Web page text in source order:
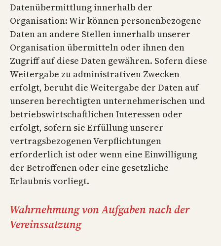
Datenübermittlung innerhalb der
Organisation: Wir können personenbezogene
Daten an andere Stellen innerhalb unserer
Organisation übermitteln oder ihnen den
Zugriff auf diese Daten gewähren. Sofern diese
Weitergabe zu administrativen Zwecken
erfolgt, beruht die Weitergabe der Daten auf
unseren berechtigten unternehmerischen und
betriebswirtschaftlichen Interessen oder
erfolgt, sofern sie Erfüllung unserer
vertragsbezogenen Verpflichtungen
erforderlich ist oder wenn eine Einwilligung
der Betroffenen oder eine gesetzliche
Erlaubnis vorliegt.
Wahrnehmung von Aufgaben nach der
Vereinssatzung